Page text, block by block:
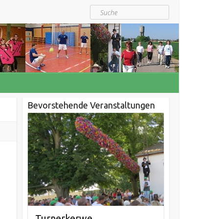
Suche
Bevorstehende Veranstaltungen